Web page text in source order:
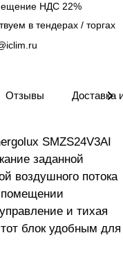
НДС 22%
в тендерах / торгах
Отзывы Доставка
SMZS24V3AI
заданной
воздушного потока
помещении
и тихая
блок удобным для